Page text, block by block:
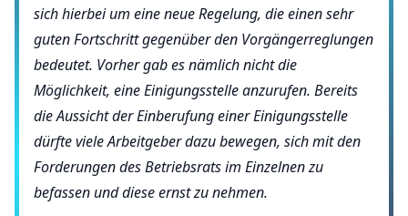
sich hierbei um eine neue Regelung, die einen sehr
guten Fortschritt gegenüber den Vorgängerreglungen
bedeutet. Vorher gab es nämlich nicht die
Möglichkeit, eine Einigungsstelle anzurufen. Bereits
die Aussicht der Einberufung einer Einigungsstelle
dürfte viele Arbeitgeber dazu bewegen, sich mit den
Forderungen des Betriebsrats im Einzelnen zu
befassen und diese ernst zu nehmen.